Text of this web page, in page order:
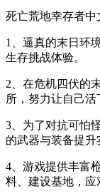
死亡荒地幸存者中
1、逼真的末日环
生存挑战体验。
2、在危机四伏的
所，努力让自己活
3、为了对抗可怕
的武器与装备提升
4、游戏提供丰富
料、建设基地，应